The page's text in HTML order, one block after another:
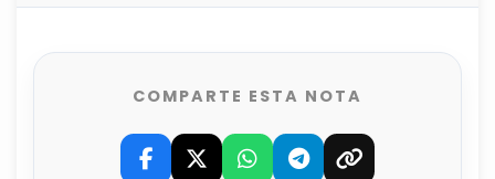
COMPARTE ESTA NOTA